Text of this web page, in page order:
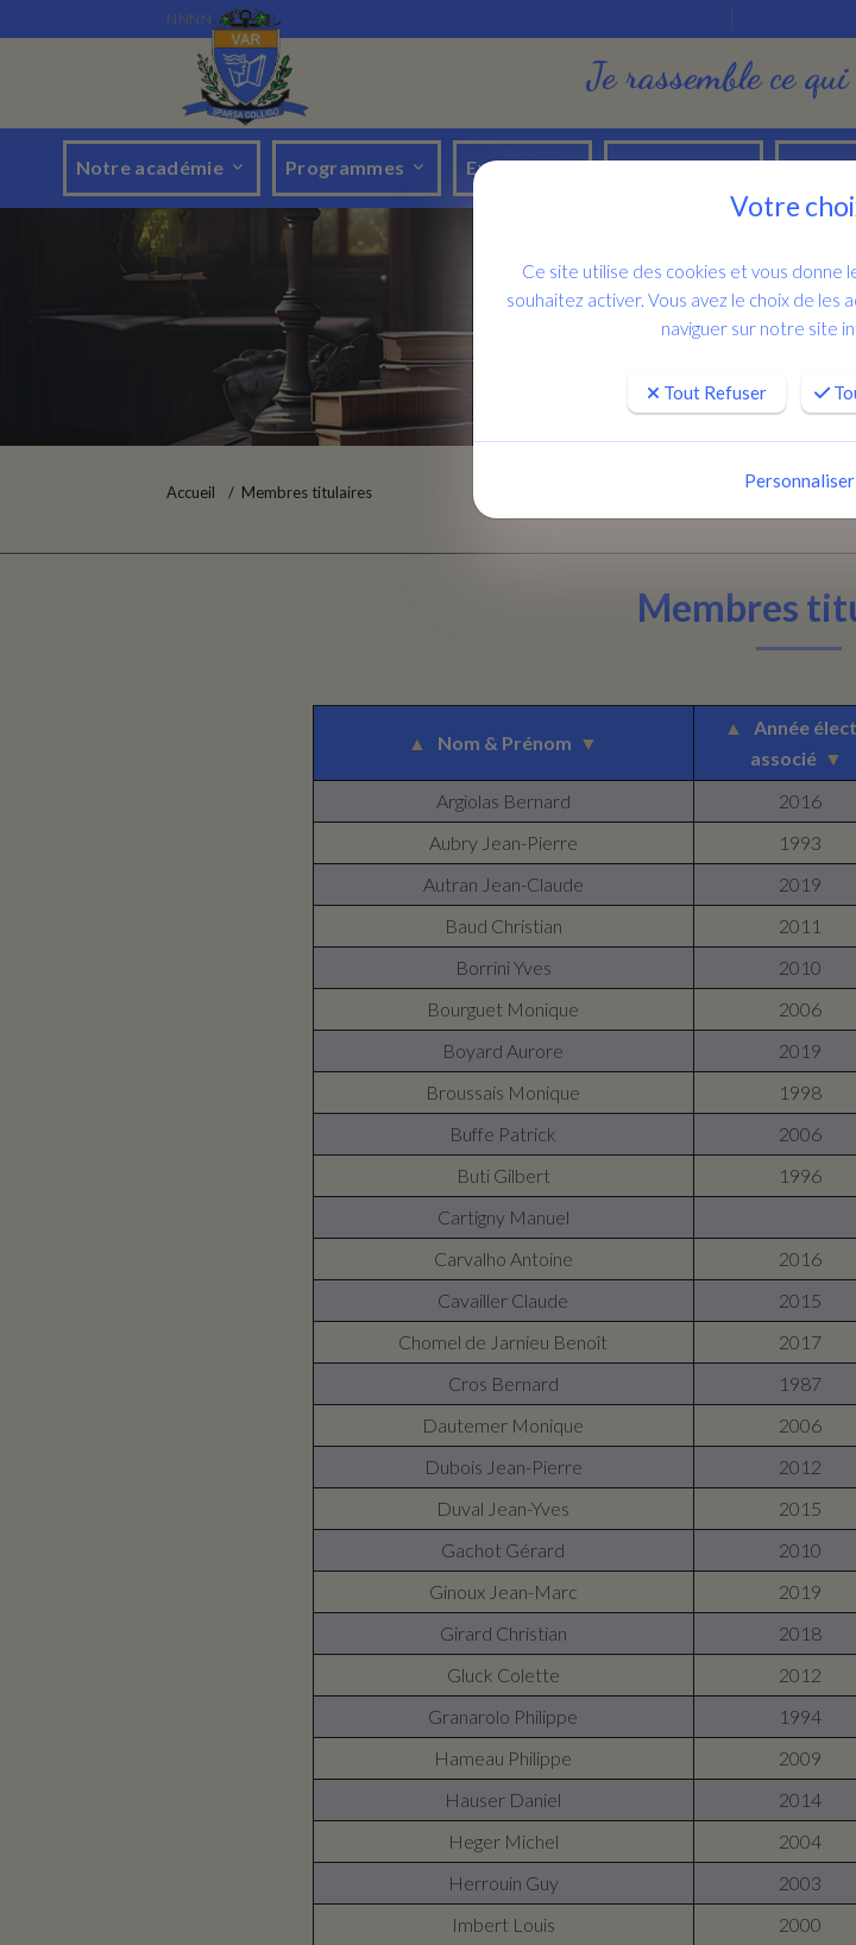
NNNN
Je rassemble ce
Notre académie Programmes Evénements Salons d'art
Accueil Membres titulaires
Membres
▲ Nom & Prénom ▼
▲
Année
associé ▼
Argiolas Bernard
2016
Aubry Jean-Pierre
1993
Autran Jean-Claude
2019
Baud Christian
2011
Borrini Yves
2010
Bourguet Monique
2006
Boyard Aurore
2019
Broussais Monique
1998
Buffe Patrick
2006
Buti Gilbert
1996
Cartigny Manuel
Carvalho Antoine
2016
Cavailler Claude
2015
Chomel de Jarnieu Benoît
2017
Cros Bernard
1987
Dautemer Monique
2006
Dubois Jean-Pierre
2012
Duval Jean-Yves
2015
Gachot Gérard
2010
Ginoux Jean-Marc
2019
Girard Christian
2018
Gluck Colette
2012
Granarolo Philippe
1994
Hameau Philippe
2009
Hauser Daniel
2014
Heger Michel
2004
Herrouin Guy
2003
Imbert Louis
2000
Votre
Ce site utilise des cookies et vous donne
souhaitez activer. Vous avez le choix de les
naviguer sur notre site
Tout Refuser
Personnaliser